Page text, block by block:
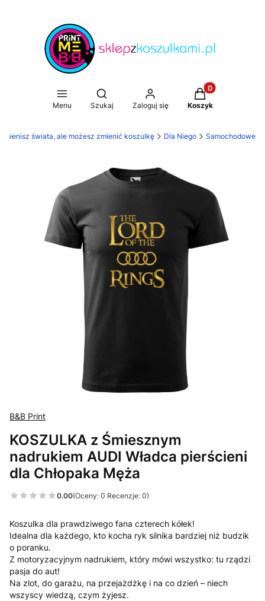
Menu
Otwórz wyszukiwarkę
Szukaj Zaloguj się
Produkty w
Koszyk
świata, ale możesz zmienić koszulkę Dla Niego Samochodowe
B&B Print
KOSZULKA z Śmiesznym
nadrukiem AUDI Władca pierścieni
dla Chłopaka Męża
0.00(Oceny: 0 Recenzje: 0)
Koszulka dla prawdziwego fana czterech kółek!
Idealna dla każdego, kto kocha ryk silnika bardziej niż budzik
o poranku.
Z motoryzacyjnym nadrukiem, który mówi wszystko: tu rządzi
pasja do aut!
Na zlot, do garażu, na przejażdżkę i na co dzień – niech
wszyscy wiedzą, czym żyjesz.